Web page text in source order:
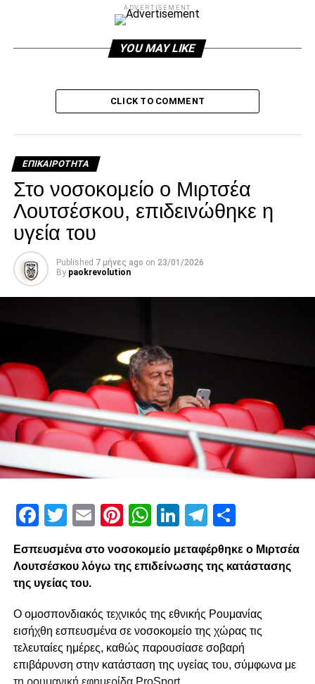
Σήμερα τα σπουδαία για Μακ
paokrevolution
ADVERTISEMENT
YOU MAY LIKE
CLICK TO COMMENT
ΕΠΙΚΑΙΡΌΤΗΤΑ
Στο νοσοκομείο ο Μιρτσέα
Λουτσέσκου, επιδεινώθηκε η
υγεία του
Published 7 μήνες ago on 23/01/2026
By paokrevolution
Facebook
Twitter
EmailPinterest
WhatsApp
LinkedInTelegram
Εσπευσμένα στο νοσοκομείο μεταφέρθηκε ο Μιρτσέα
Λουτσέσκου λόγω της επιδείνωσης της κατάστασης
της υγείας του.
Ο ομοσπονδιακός τεχνικός της εθνικής Ρουμανίας
εισήχθη εσπευσμένα σε νοσοκομείο της χώρας τις
τελευταίες ημέρες, καθώς παρουσίασε σοβαρή
επιβάρυνση στην κατάσταση της υγείας του, σύμφωνα με